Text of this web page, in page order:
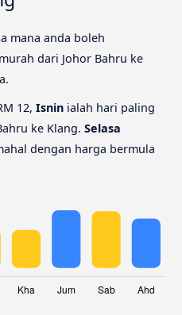
mana anda boleh
dari Johor Bahru ke
12, Isnin ialah hari paling
ke Klang. Selasa
dengan harga bermula